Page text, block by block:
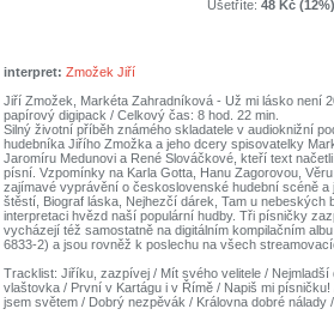
Ušetříte: 48 Kč (12%)
interpret: Zmožek Jiří
Jiří Zmožek, Markéta Zahradníková - Už mi lásko není
papírový digipack / Celkový čas: 8 hod. 22 min.
Silný životní příběh známého skladatele v audioknižní
hudebníka Jiřího Zmožka a jeho dcery spisovatelky
Jaromíru Medunovi a René Slováčkové, kteří text
písní. Vzpomínky na Karla Gotta, Hanu Zagorovou,
zajímavé vyprávění o československé hudební scéně
štěstí, Biograf láska, Nejhezčí dárek, Tam u nebeských
interpretaci hvězd naší populární hudby. Tři písničky
vycházejí též samostatně na digitálním kompilačním
6833-2) a jsou rovněž k poslechu na všech
Tracklist: Jiříku, zazpívej / Mít svého velitele /
vlaštovka / První v Kartágu i v Římě / Napiš mi
jsem světem / Dobrý nezpěvák / Královna dobré